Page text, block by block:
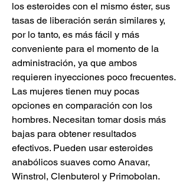
los esteroides con el mismo éster, sus
tasas de liberación serán similares y,
por lo tanto, es más fácil y más
conveniente para el momento de la
administración, ya que ambos
requieren inyecciones poco frecuentes.
Las mujeres tienen muy pocas
opciones en comparación con los
hombres. Necesitan tomar dosis más
bajas para obtener resultados
efectivos. Pueden usar esteroides
anabólicos suaves como Anavar,
Winstrol, Clenbuterol y Primobolan.